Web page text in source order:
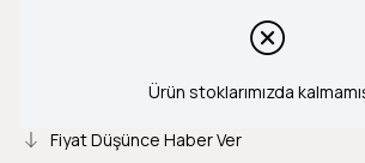
Ürün stoklarımızda
Fiyat Düşünce Haber Ver